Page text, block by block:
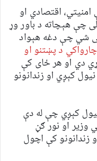
اقتصادي او
چې هېچاته د باور وړ
شي چې دغه هېواد
چارواکي د پښتنو او
دي او هر ځای کې
کېږي او زندانونو
کېږي چې له دې
وزیر او نور ګڼ
کې اچول